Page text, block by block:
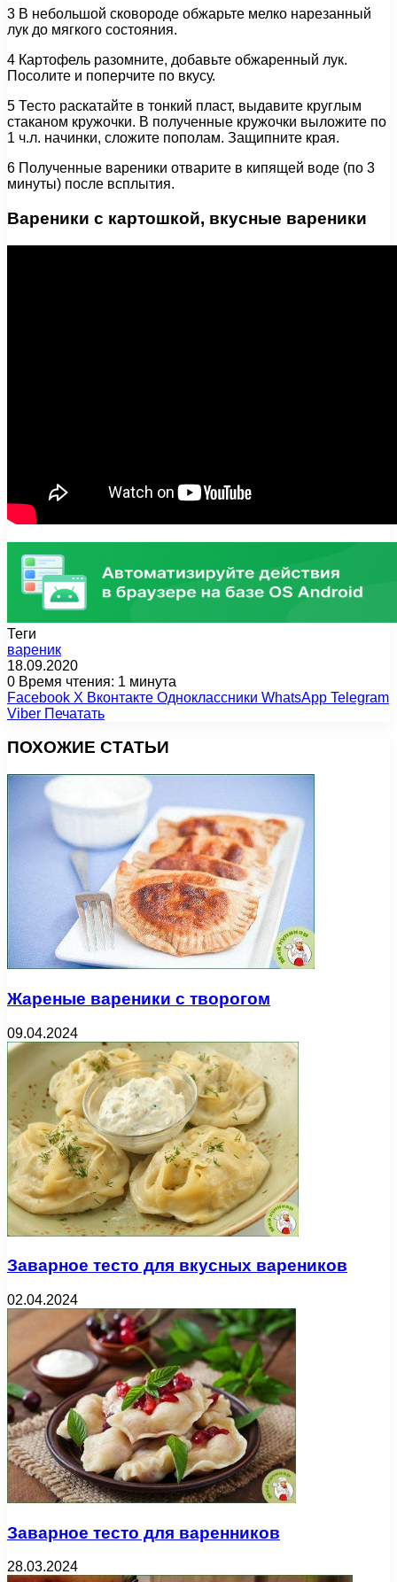
3 В небольшой сковороде обжарьте мелко нарезанный
лук до мягкого состояния.
4 Картофель разомните, добавьте обжаренный лук.
Посолите и поперчите по вкусу.
5 Тесто раскатайте в тонкий пласт, выдавите круглым
стаканом кружочки. В полученные кружочки выложите по
1 ч.л. начинки, сложите пополам. Защипните края.
6 Полученные вареники отварите в кипящей воде (по 3
минуты) после всплытия.
Вареники с картошкой, вкусные вареники
Теги
вареник
18.09.2020
0 Время чтения: 1 минута
Facebook X Вконтакте Одноклассники WhatsApp Telegram
Viber Печатать
ПОХОЖИЕ СТАТЬИ
Жареные вареники с творогом
09.04.2024
Заварное тесто для вкусных вареников
02.04.2024
Заварное тесто для варенников
28.03.2024